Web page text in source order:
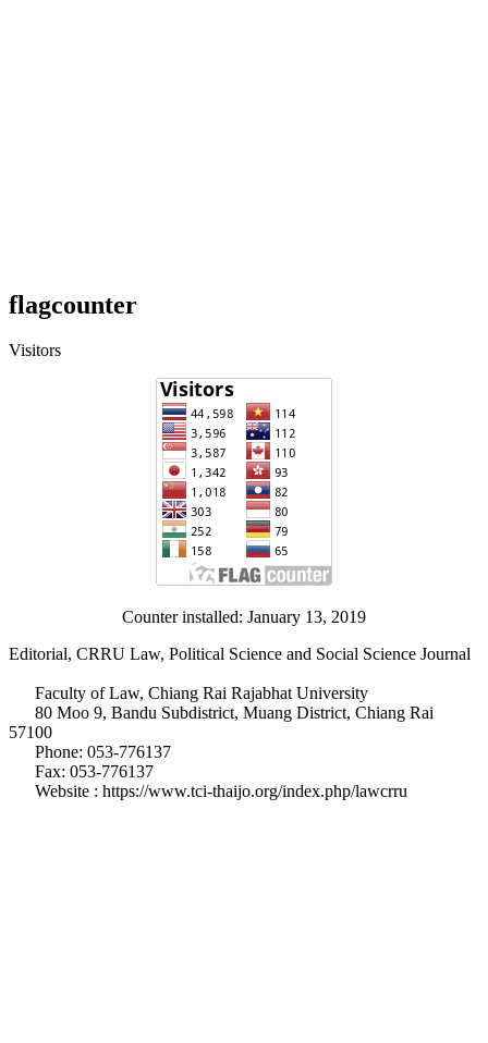
flagcounter
Visitors
Counter installed: January 13, 2019
Editorial, CRRU Law, Political Science and Social Science Journal
Faculty of Law, Chiang Rai Rajabhat University
80 Moo 9, Bandu Subdistrict, Muang District, Chiang Rai
57100
Phone: 053-776137
Fax: 053-776137
Website : https://www.tci-thaijo.org/index.php/lawcrru